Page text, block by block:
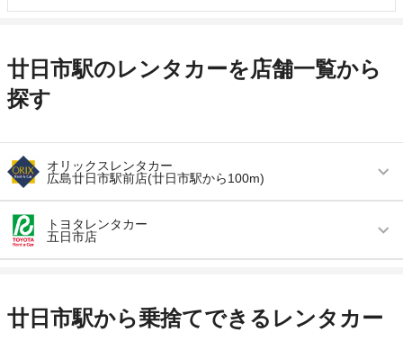
廿日市駅のレンタカーを店舗一覧から
探す
オリックスレンタカー
広島廿日市駅前店(廿日市駅から100m)
営業時間 毎日 08:00 ～ 19:00
アクセス
店舗詳細 店舗詳細ページはこちら
トヨタレンタカー
五日市店
アクセス 五日市駅より徒歩で約3分（送迎なし）
廿日市駅から乗捨てできるレンタカー